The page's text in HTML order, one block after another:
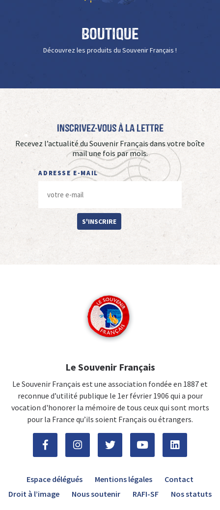
Boutique
Découvrez les produits du Souvenir Français !
Inscrivez-vous à La Lettre
Recevez l’actualité du Souvenir Français dans votre boîte
mail une fois par mois.
ADRESSE E-MAIL
S'INSCRIRE
Le Souvenir Français
Le Souvenir Français est une association fondée en 1887 et
reconnue d’utilité publique le 1er février 1906 qui a pour
vocation d'honorer la mémoire de tous ceux qui sont morts
pour la France qu’ils soient Français ou étrangers.
Espace délégués Mentions légales
Contact
Droit à l’image
Nous soutenir RAFI-SF Nos statuts